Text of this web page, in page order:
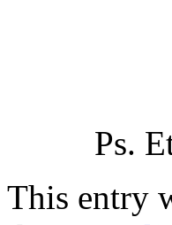
Ps.
This entry